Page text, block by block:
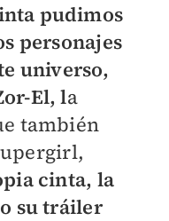
pudimos
personajes
universo,
El, la
también
cinta, la
su tráiler